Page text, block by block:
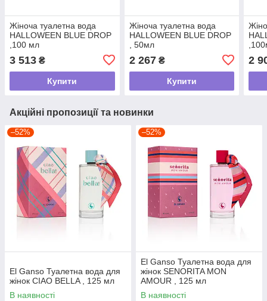
Жіноча туалетна вода
HALLOWEEN BLUE DROP
,100 мл
3 513 ₴
Купити
Жіноча туалетна вода
HALLOWEEN BLUE DROP
, 50мл
2 267₴
Купити
2
Акційні пропозиції та новинки
–52%
El Ganso Туалетна вода для
жінок CIAO BELLA , 125 мл
В наявності
–52%
El Ganso Туалетна вода для
жінок SENORITA MON
AMOUR , 125 мл
В наявності